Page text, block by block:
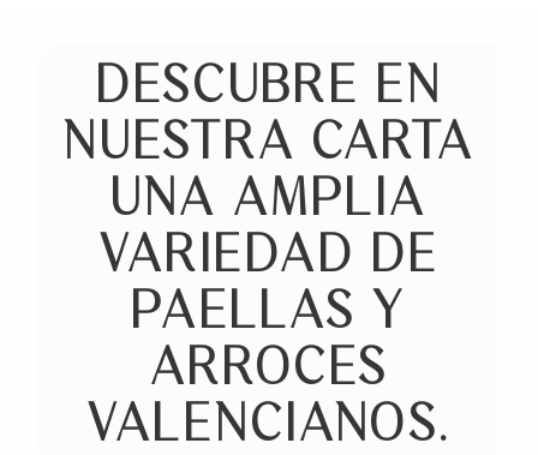
DESCUBRE EN
NUESTRA CARTA
UNA AMPLIA
VARIEDAD DE
PAELLAS Y
ARROCES
VALENCIANOS.